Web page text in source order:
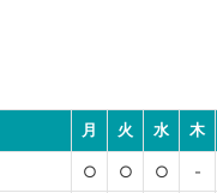
月 火 水 木
○ ○ ○ -